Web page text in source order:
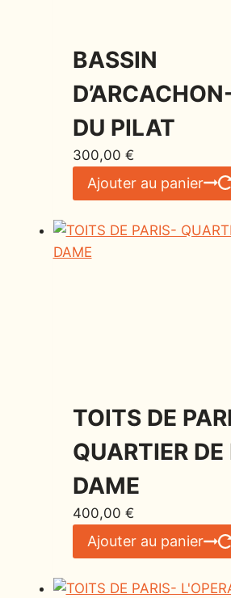
BASSIN
DU PILAT
300,00 €
Ajouter au panier
TOITS DE
QUARTIER DE
DAME
400,00 €
Ajouter au panier